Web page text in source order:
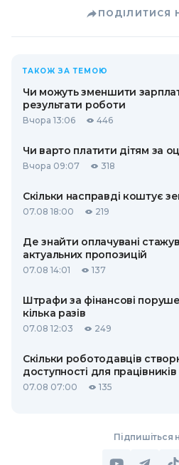
ПОДІЛИТИСЯ
ТАКОЖ ЗА ТЕМОЮ
Чи можуть зменшити
результати роботи
Вчора 13:06 446
Чи варто платити дітям за
Вчора 09:07 318
Скільки насправді коштує
07.08 18:00 219
Де знайти оплачувані
актуальних пропозицій
07.08 14:01 137
Штрафи за фінансові
кілька разів
07.08 12:03 249
Скільки роботодавців
доступності для працівників
07.08 07:00 135
Підпишіться